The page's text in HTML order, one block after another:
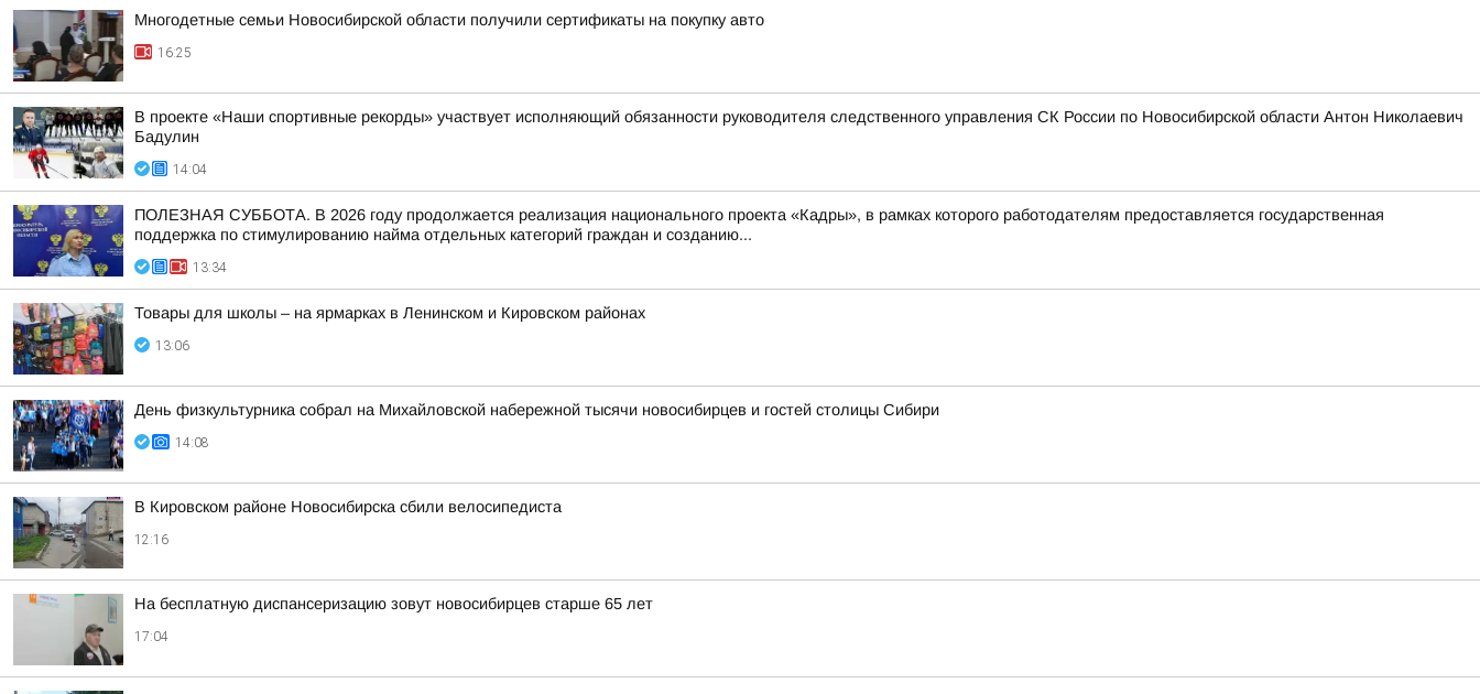
Многодетные семьи Новосибирской области получили сертификаты на покупку авто
16:25
В проекте «Наши спортивные рекорды» участвует исполняющий обязанности руководителя следственного управления СК России по Новосибирской области Антон Николаевич
Бадулин
14:04
ПОЛЕЗНАЯ СУББОТА. В 2026 году продолжается реализация национального проекта «Кадры», в рамках которого работодателям предоставляется государственная
поддержка по стимулированию найма отдельных категорий граждан и созданию...
13:34
Товары для школы – на ярмарках в Ленинском и Кировском районах
13:06
День физкультурника собрал на Михайловской набережной тысячи новосибирцев и гостей столицы Сибири
14:08
В Кировском районе Новосибирска сбили велосипедиста
12:16
На бесплатную диспансеризацию зовут новосибирцев старше 65 лет
17:04